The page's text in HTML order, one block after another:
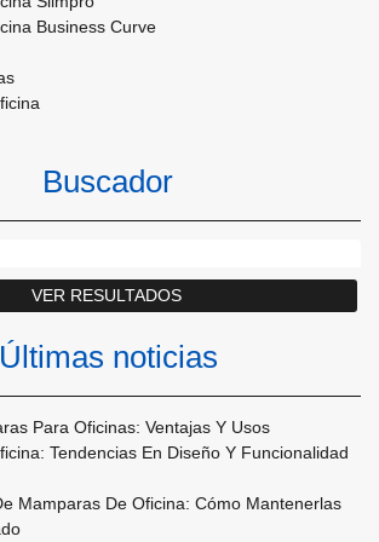
Business Curve
Buscador
Últimas noticias
Para Oficinas: Ventajas Y Usos
Tendencias En Diseño Y Funcionalidad
Mamparas De Oficina: Cómo Mantenerlas